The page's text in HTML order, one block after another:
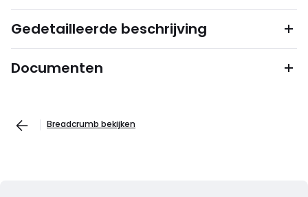
Gedetailleerde beschrijving
Documenten
Breadcrumb bekijken